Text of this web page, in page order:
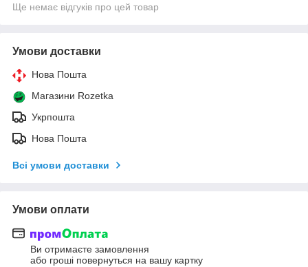
Ще немає відгуків про цей товар
Умови доставки
Нова Пошта
Магазини Rozetka
Укрпошта
Нова Пошта
Всі умови доставки
Умови оплати
Ви отримаєте замовлення
або гроші повернуться на вашу картку